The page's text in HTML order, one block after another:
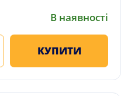
В наявності
КУПИТИ